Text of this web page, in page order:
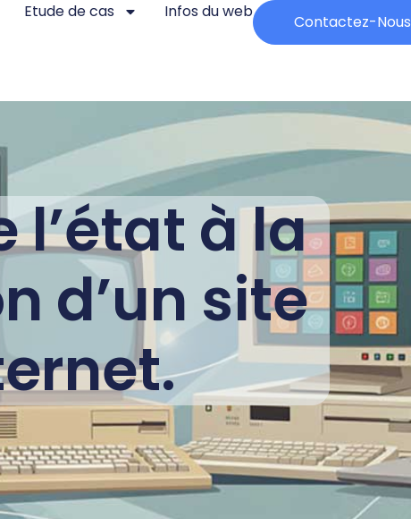
Etude de cas Infos du web
Contactez-Nous
l’état à la
d’un site